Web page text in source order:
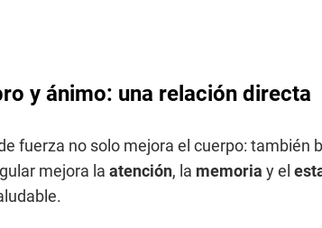
y ánimo: una relación directa
fuerza no solo mejora el cuerpo: también
mejora la atención, la memoria y el